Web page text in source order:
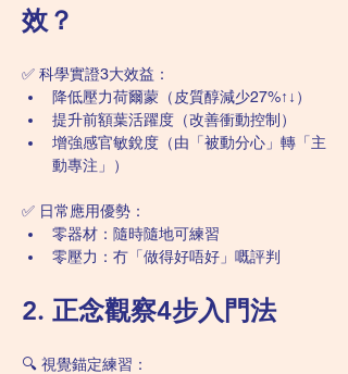
效？
✅ 科學實證3大效益：
降低壓力荷爾蒙（皮質醇減少27%↑↓）
提升前額葉活躍度（改善衝動控制）
增強感官敏銳度（由「被動分心」轉「主
動專注」）
✅ 日常應用優勢：
零器材：隨時隨地可練習
零壓力：冇「做得好唔好」嘅評判
2. 正念觀察4步入門法
🔍 視覺錨定練習：